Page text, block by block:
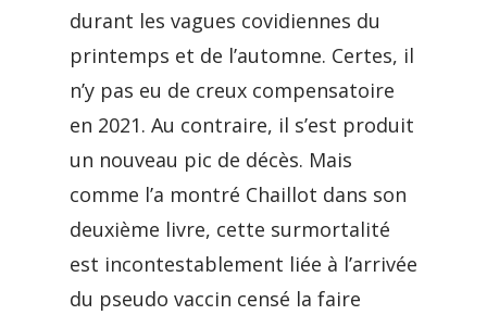
durant les vagues covidiennes du
printemps et de l’automne. Certes, il
n’y pas eu de creux compensatoire
en 2021. Au contraire, il s’est produit
un nouveau pic de décès. Mais
comme l’a montré Chaillot dans son
deuxième livre, cette surmortalité
est incontestablement liée à l’arrivée
du pseudo vaccin censé la faire